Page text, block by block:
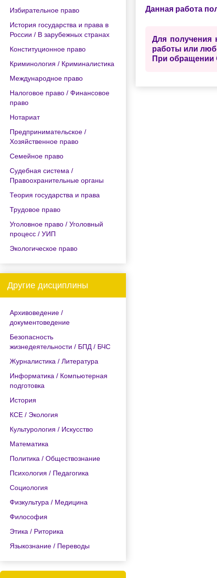
Избирательное право
История государства и права в
России / В зарубежных странах
Конституционное право
Криминология / Криминалистика
Международное право
Налоговое право / Финансовое
право
Нотариат
Предпринимательское /
Хозяйственное право
Семейное право
Судебная система /
Правоохранительные органы
Теория государства и права
Трудовое право
Уголовное право / Уголовный
процесс / УИП
Экологическое право
Другие дисциплины
Архивоведение /
документоведение
Безопасность
жизнедеятельности / БПД / БЧС
Журналистика / Литература
Информатика / Компьютерная
подготовка
История
КСЕ / Экология
Культурология / Искусство
Математика
Политика / Обществознание
Психология / Педагогика
Социология
Физкультура / Медицина
Философия
Этика / Риторика
Языкознание / Переводы
Данная работа
Для получения
работы или
При обращении